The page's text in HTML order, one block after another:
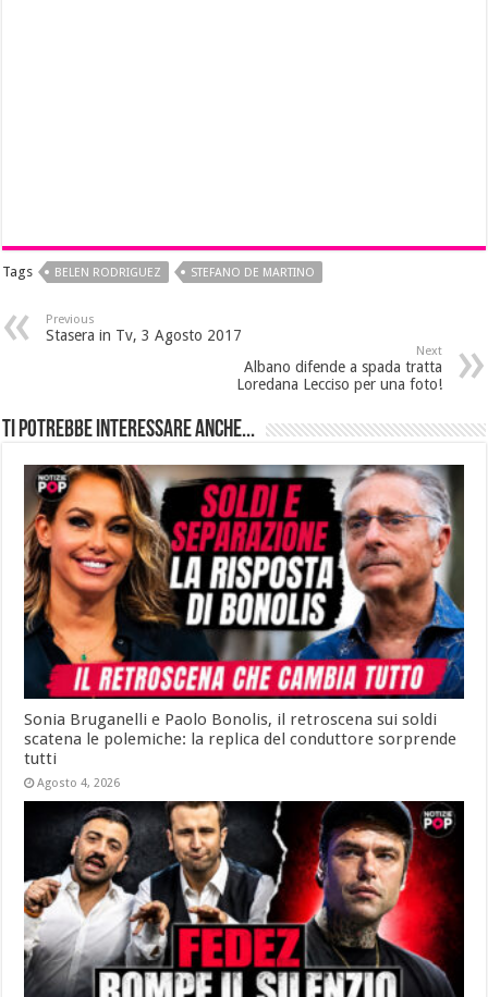
Tags BELEN RODRIGUEZ STEFANO DE MARTINO
Previous
Stasera in Tv, 3 Agosto 2017
Next
Albano difende a spada tratta
Loredana Lecciso per una foto!
Ti potrebbe interessare anche...
Sonia Bruganelli e Paolo Bonolis, il retroscena sui soldi
scatena le polemiche: la replica del conduttore sorprende
tutti
Agosto 4, 2026